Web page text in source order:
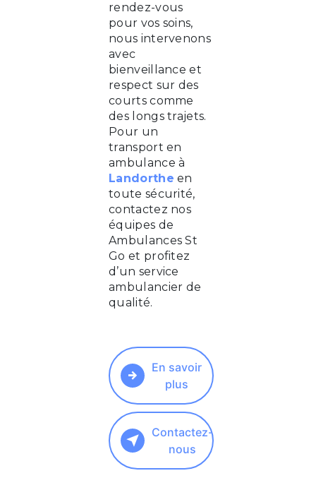
rendez-vous
pour vos soins,
nous intervenons
avec
bienveillance et
respect sur des
courts comme
des longs trajets.
Pour un
transport en
ambulance à
Landorthe en
toute sécurité,
contactez nos
équipes de
Ambulances St
Go et profitez
d’un service
ambulancier de
qualité.
En savoir
plus
Contactez-
nous